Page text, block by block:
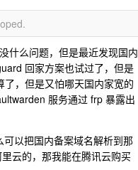
什么问题，但是最近发现国内
回家方案也试过了，但是
，但是又怕哪天国内家宽的
服务通过 frp 暴露出
以把国内备案域名解析到那
云的，那我能在腾讯云购买